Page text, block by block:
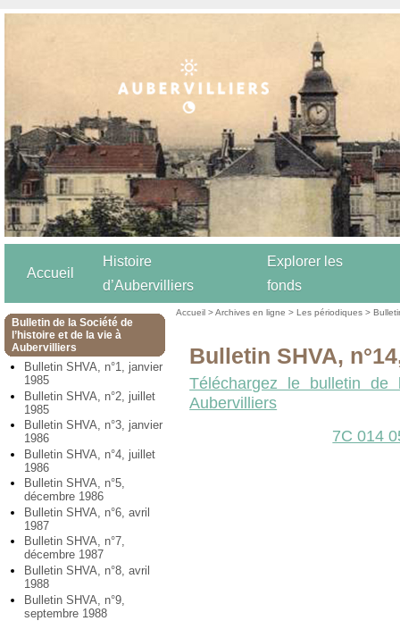
Accueil
Histoire
d’Aubervilliers
Explorer les
fonds
Bulletin de la Société de
l’histoire et de la vie à
Aubervilliers
Bulletin SHVA, n°1, janvier
1985
Bulletin SHVA, n°2, juillet
1985
Bulletin SHVA, n°3, janvier
1986
Bulletin SHVA, n°4, juillet
1986
Bulletin SHVA, n°5,
décembre 1986
Bulletin SHVA, n°6, avril
1987
Bulletin SHVA, n°7,
décembre 1987
Bulletin SHVA, n°8, avril
1988
Bulletin SHVA, n°9,
septembre 1988
Accueil >Archives en ligne >Les périodiques >
Bulletin SHVA,
Téléchargez le bulletin
Aubervilliers
7C 014